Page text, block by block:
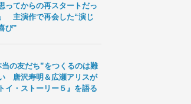
ってからの再スタートだっ
主演作で再会した“演じ
び”
当の友だち”をつくるのは難
唐沢寿明＆広瀬アリスが
トイ・ストーリー５』を語る